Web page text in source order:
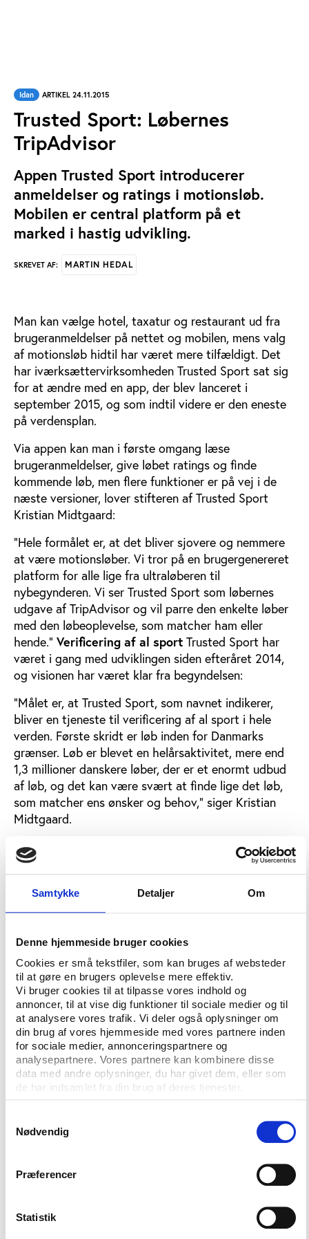
Samtykke Detaljer Om
Denne hjemmeside bruger cookies
Cookies er små tekstfiler, som kan bruges af websteder
til at gøre en brugers oplevelse mere effektiv.
Vi bruger cookies til at tilpasse vores indhold og
annoncer, til at vise dig funktioner til sociale medier og til
at analysere vores trafik. Vi deler også oplysninger om
din brug af vores hjemmeside med vores partnere inden
for sociale medier, annonceringspartnere og
analysepartnere. Vores partnere kan kombinere disse
data med andre oplysninger, du har givet dem, eller som
de har indsamlet fra din brug af deres tjenester.
Nødvendig
Præferencer
Statistik
Idan ARTIKEL 24.11.2015
Trusted Sport: Løbernes
TripAdvisor
Appen Trusted Sport introducerer
anmeldelser og ratings i motionsløb.
Mobilen er central platform på et
marked i hastig udvikling.
SKREVET AF: MARTIN HEDAL
Man kan vælge hotel, taxatur og restaurant ud fra
brugeranmeldelser på nettet og mobilen, mens valg
af motionsløb hidtil har været mere tilfældigt. Det
har iværksættervirksomheden Trusted Sport sat sig
for at ændre med en app, der blev lanceret i
september 2015, og som indtil videre er den eneste
på verdensplan.
Via appen kan man i første omgang læse
brugeranmeldelser, give løbet ratings og finde
kommende løb, men flere funktioner er på vej i de
næste versioner, lover stifteren af Trusted Sport
Kristian Midtgaard:
"Hele formålet er, at det bliver sjovere og nemmere
at være motionsløber. Vi tror på en brugergenereret
platform for alle lige fra ultraløberen til
nybegynderen. Vi ser Trusted Sport som løbernes
udgave af TripAdvisor og vil parre den enkelte løber
med den løbeoplevelse, som matcher ham eller
hende." Verificering af al sport Trusted Sport har
været i gang med udviklingen siden efteråret 2014,
og visionen har været klar fra begyndelsen:
"Målet er, at Trusted Sport, som navnet indikerer,
bliver en tjeneste til verificering af al sport i hele
verden. Første skridt er løb inden for Danmarks
grænser. Løb er blevet en helårsaktivitet, mere end
1,3 millioner danskere løber, der er et enormt udbud
af løb, og det kan være svært at finde lige det løb,
som matcher ens ønsker og behov," siger Kristian
Midtgaard.
Udfordringerne i motionsløb ser han blandt andet
hos arrangørerne, der skal lægge deres information
ud på adskillige motionskalendere, som det er lige
kun skal lægge data ind ét sted. Til gengæld vil vi
åbne op for data til alle, så man kan trække på de
informationer, som andre skal have adgang til. En
bruger vil kun forholde sig til ét system, og alt det
bagved er han ligeglad med," fortæller Kristian
Midtgaard, som kan berette om forskellige
reaktioner på introduktionen af Trusted Sport blandt
løbsarrangører:
"Nogle arrangører tager paraderne op og frygter, vi
synes, at det er fedt. Hvad kan vi gøre for at være
med til at sprede budskabet, siger de."
Udvikling
appen, og over 900 løbere er aktive brugere. Blandt
de mest aktive brugere er deltagere ved de såkaldte
Udviklingen på mobilmarkedet gør mobilen til den